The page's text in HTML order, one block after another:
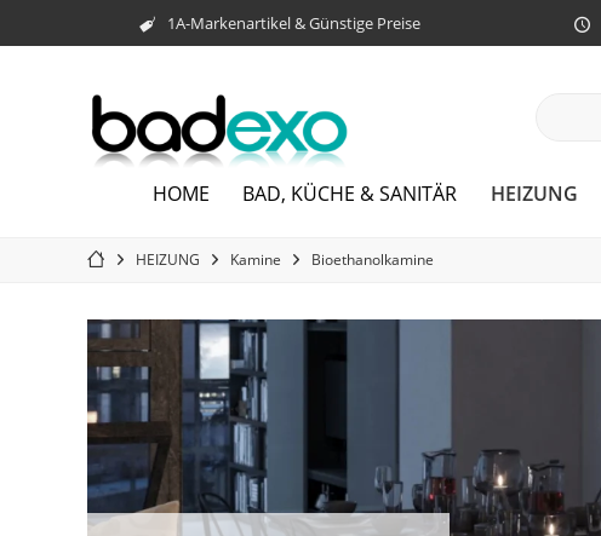
1A-Markenartikel & Günstige Preise
HOME BAD, KÜCHE & SANITÄR HEIZUNG
HEIZUNG Kamine Bioethanolkamine